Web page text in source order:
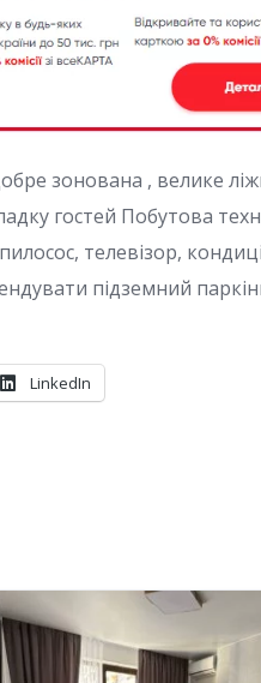
зонована , велике
гостей Побутова
телевізор,
підземний
LinkedIn